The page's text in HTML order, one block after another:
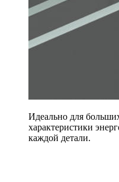
Идеально для
характеристики
каждой детали.